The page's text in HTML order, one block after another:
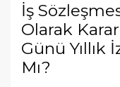
İş
Olarak
Günü Yıllık
Mı?